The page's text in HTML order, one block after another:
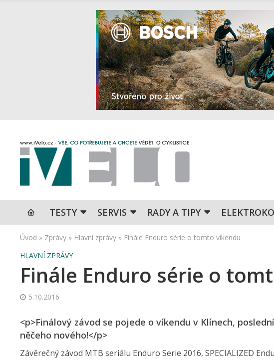
TESTY SERVIS RADY A TIPY
Úvod » Zprávy » Hlavní zprávy » Finále Enduro série o tomto víkendu
HLAVNÍ ZPRÁVY
Finále Enduro série o
5.10.2016
<p>Finálový závod se pojede o víkendu v Klínech,
něčeho nového!</p>
Závěrečný závod MTB seriálu Enduro Serie 2016, SPECIALIZED